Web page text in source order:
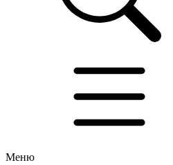
Меню